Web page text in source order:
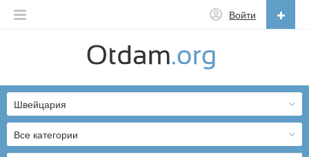
Войти
English
Русский
Українська
Все категории
Швейцария